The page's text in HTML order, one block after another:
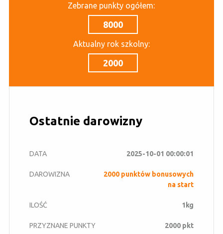
Zebrane punkty ogółem:
8000
Aktualny rok szkolny:
2000
Ostatnie darowizny
2025-10-01 00:00:01
2000 punktów bonusowych
na start
1kg
2000 pkt